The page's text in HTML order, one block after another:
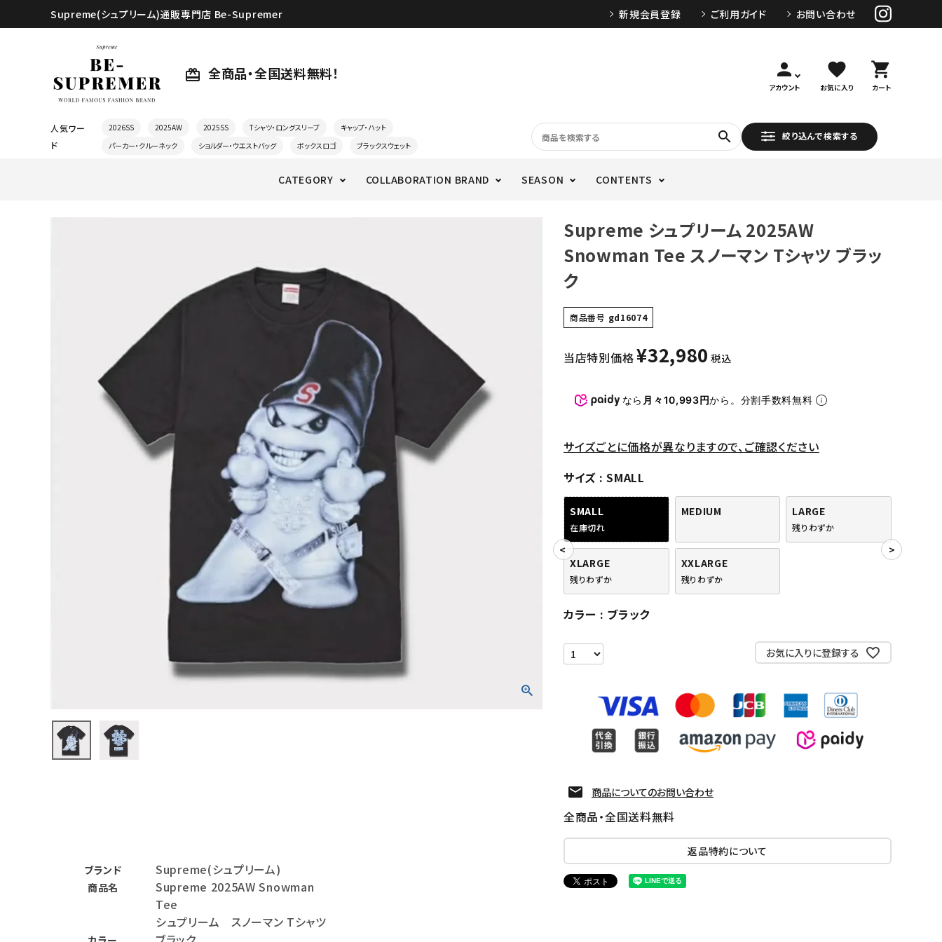
Supreme(シュプリーム)通販専門店 Be-Supremer 新規会員登録 ご利用ガイド お問い合わせ
card_giftcard 全商品・全国送料無料！ person
アカウント
favorite
お気に入り
shopping_cart
カート
人気ワー
ド
2026SS 2025AW 2025SS Tシャツ・ロングスリーブ
キャップ・ハット
パーカー・クルーネック
ショルダー・ウエストバッグ ボックスロゴ ブラックスウェット
search 絞り込んで検索する
CATEGORY COLLABORATION BRAND SEASON CONTENTS
パンツ・ショーツ
ブランド Supreme(シュプリーム)
商品名
Supreme 2025AW Snowman
Tee
シュプリーム スノーマン Tシャツ
Supreme シュプリーム 2025AW
Snowman Tee スノーマン Tシャツ ブラッ
ク
商品番号 gd16074
当店特別価格¥32,980 税込
なら 月々10,993円から。分割手数料無料
サイズごとに価格が異なりますので、ご確認ください
サイズ
SMALL
SMALL
在庫切れ
MEDIUM LARGE
残りわずか
XLARGE
残りわずか
XXLARGE
残りわずか
カラー ブラック
お気に入りに登録する
商品についてのお問い合わせ
全商品・全国送料無料
返品特約について